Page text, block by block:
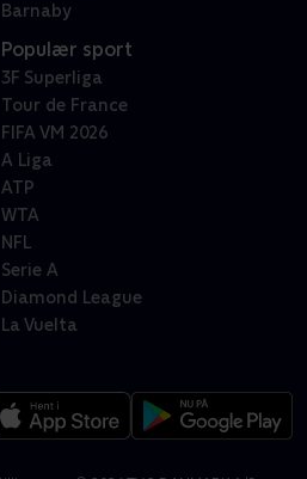
Barnaby
Populær sport
3F Superliga
Tour de France
FIFA VM 2026
A Liga
ATP
WTA
NFL
Serie A
Diamond League
La Vuelta